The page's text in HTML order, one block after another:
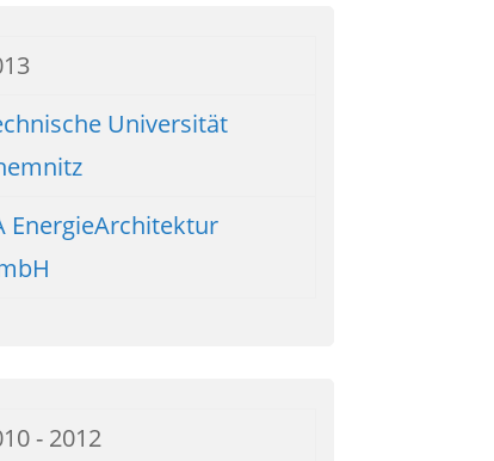
Universität
EnergieArchitektur
- 2012